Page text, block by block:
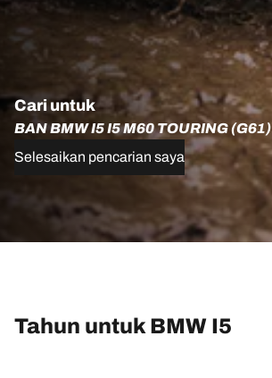
Cari untuk
BAN BMW I5 I5 M60 TOURING (G61)
Selesaikan pencarian saya
Tahun untuk BMW I5